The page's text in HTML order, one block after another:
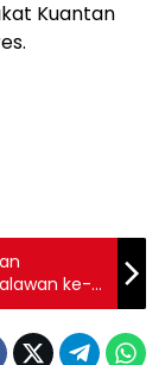
Kuantan
ke-